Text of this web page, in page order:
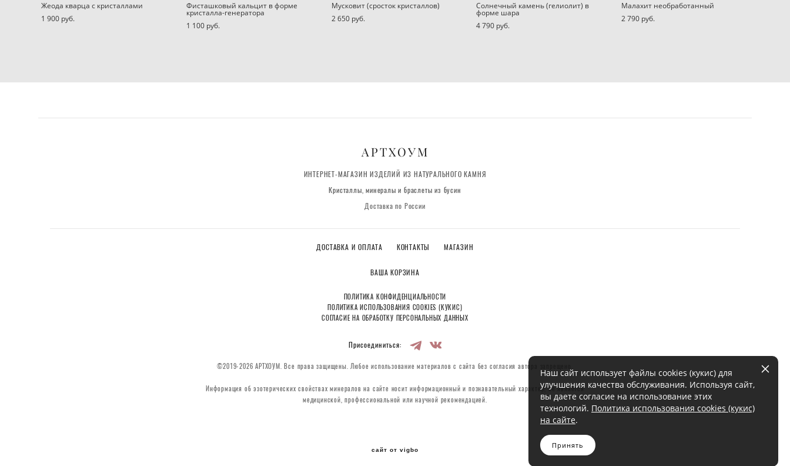
Жеода кварца с кристаллами
1 900 pуб.
Фисташковый кальцит в форме
кристалла-генератора
1 100 pуб.
Мусковит (сросток кристаллов)
2 650 pуб.
Солнечный камень (гелиолит) в
форме шара
4 790 pуб.
Малахит необработанный
2 790 pуб.
АРТХОУМ
ИНТЕРНЕТ-МАГАЗИН ИЗДЕЛИЙ ИЗ НАТУРАЛЬНОГО КАМНЯ
Кристаллы, минералы и браслеты из бусин
Доставка по России
ДОСТАВКА И ОПЛАТА КОНТАКТЫ МАГАЗИН
ВАША КОРЗИНА
ПОЛИТИКА КОНФИДЕНЦИАЛЬНОСТИ
ПОЛИТИКА ИСПОЛЬЗОВАНИЯ COOKIES (КУКИС)
СОГЛАСИЕ НА ОБРАБОТКУ ПЕРСОНАЛЬНЫХ ДАННЫХ
Присоединиться:
©2019-2026 АРТХОУМ. Все права защищены. Любое использование материалов с сайта без согласия автора запрещено.
Информация об эзотерических свойствах минералов на сайте носит информационный и познавательный характер, не является
медицинской, профессиональной или научной рекомендацией.
сайт от vigbo
Наш сайт использует файлы cookies (кукис) для
улучшения качества обслуживания. Используя сайт,
вы даете согласие на использование этих
технологий. Политика использования cookies (кукис)
на сайте.
Принять